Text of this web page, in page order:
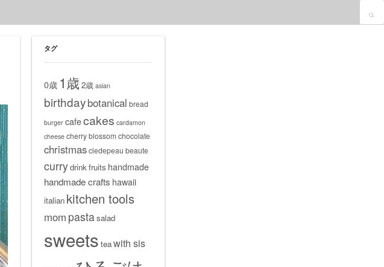
タグ
0歳 1歳 2歳 asian
birthdaybotanical bread
burger cafecakes cardamon
cheese cherry blossomchocolate
christmascledepeau beaute
currydrinkfruits handmade
handmade crafts hawaii
italian kitchen tools
mom pastasalad
sweets teawith sis